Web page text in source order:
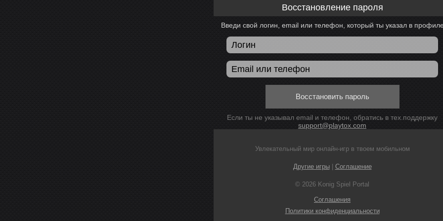
Восстановление пароля
Введи свой логин, email или телефон, который ты указал в
Восстановить пароль
Если ты не указывал email и телефон, обратись в тех.поддержку
support@playtox.com
Увлекательный мир онлайн-игр в твоем мобильном
Другие игры| Соглашение
© 2026 Konig Spiel Portal
Соглашения
Политики конфиденциальности